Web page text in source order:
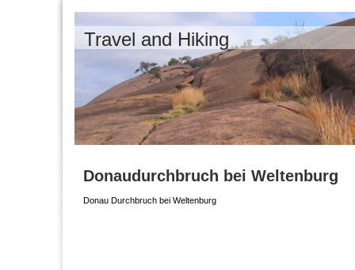
Travel and Hiking
Donaudurchbruch bei Weltenburg
Donau Durchbruch bei Weltenburg